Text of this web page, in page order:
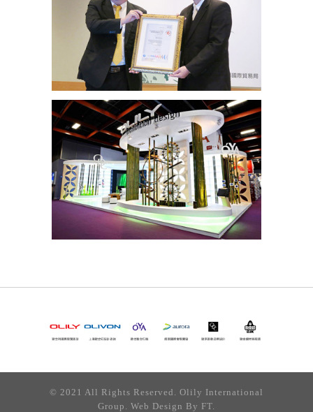
© 2021 All Rights Reserved. Olily International
Group. Web Design By FT.